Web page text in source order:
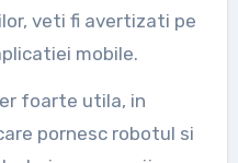
veti fi avertizati pe
mobile.
foarte utila, in
pornesc robotul si